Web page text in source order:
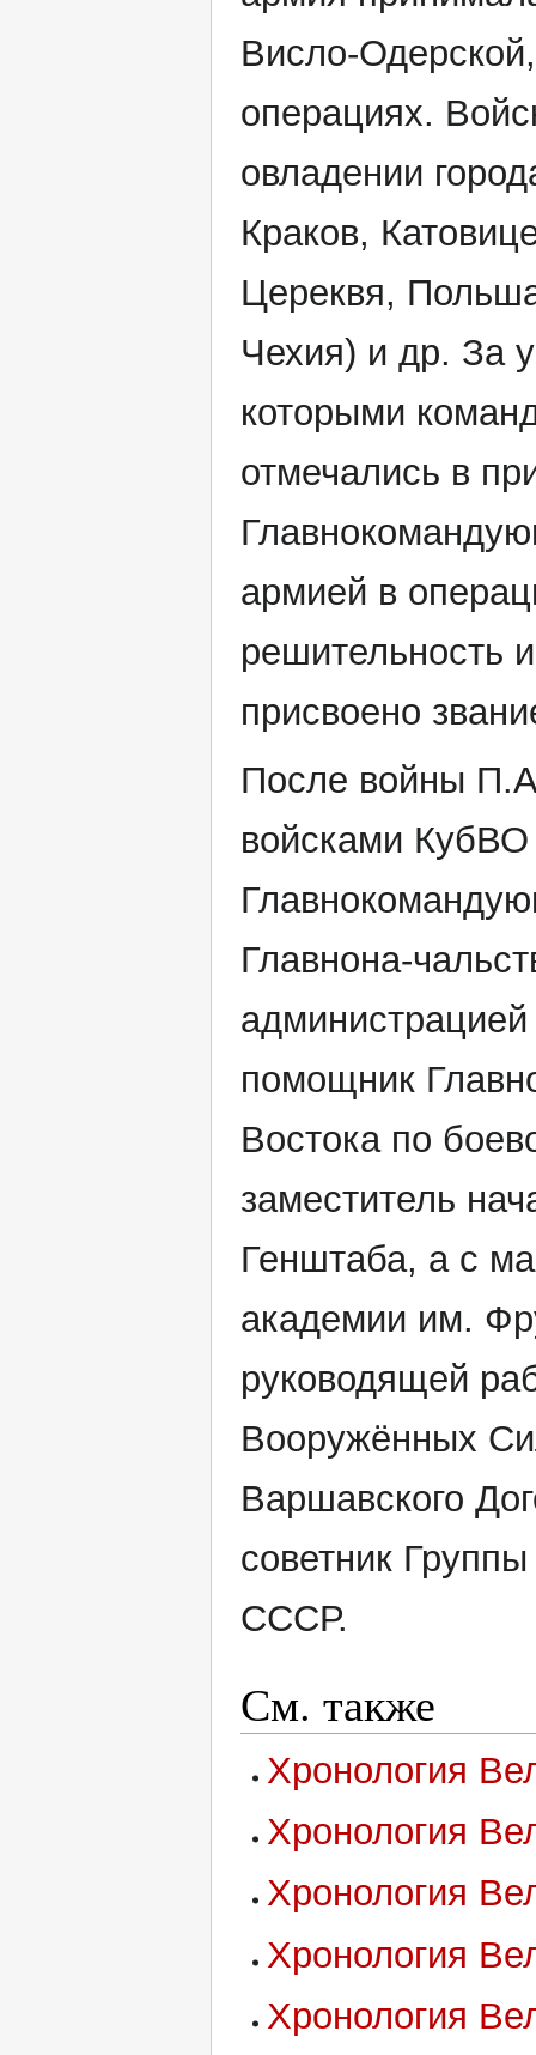
Висло-
операциях.
овладении
Краков,
Цереквя,
Чехия) и др. За
которыми
отмечались в
армией в
решительность
присвоено
После войны
войсками КубВО
Главнона-
помощник
Востока по
заместитель
Генштаба, а с
академии им.
руководящей
Вооружённых
Варшавского
советник
СССР.
См. также
Хронология
Хронология
Хронология
Хронология
Хронология